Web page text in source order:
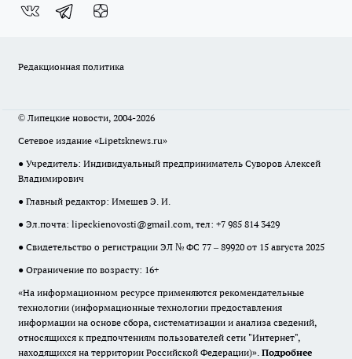
Редакционная политика
© Липецкие новости, 2004-2026
Сетевое издание «Lipetsknews.ru»
● Учредитель: Индивидуальный предприниматель Суворов Алексей
Владимирович
● Главный редактор: Имешев Э. И.
● Эл.почта: lipeckienovosti@gmail.com, тел: +7 985 814 3429
● Свидетельство о регистрации ЭЛ № ФС 77 – 89920 от 15 августа 2025
● Ограничение по возрасту: 16+
«На информационном ресурсе применяются рекомендательные
технологии (информационные технологии предоставления
информации на основе сбора, систематизации и анализа сведений,
относящихся к предпочтениям пользователей сети "Интернет",
находящихся на территории Российской Федерации)». Подробнее